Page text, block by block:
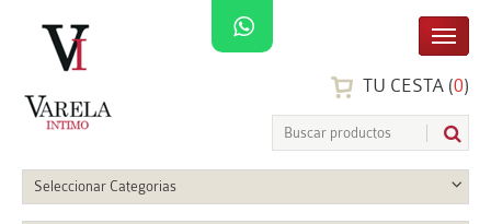
TU CESTA (0)
Seleccionar Categorias